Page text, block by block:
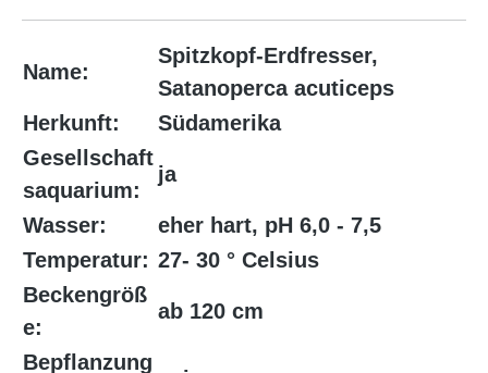
Name:
Spitzkopf-Erdfresser,
Satanoperca acuticeps
Herkunft:
Südamerika
Gesellschaft
saquarium:
ja
Wasser:
eher hart, pH 6,0 - 7,5
Temperatur: 27- 30 ° Celsius
Beckengröß
e:
ab 120 cm
Bepflanzung